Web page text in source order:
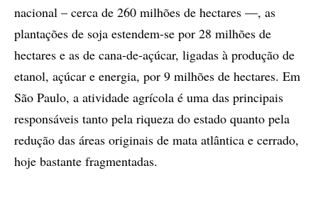
nacional – cerca de 260 milhões de hectares —, as
plantações de soja estendem-se por 28 milhões de
hectares e as de cana-de-açúcar, ligadas à produção de
etanol, açúcar e energia, por 9 milhões de hectares. Em
São Paulo, a atividade agrícola é uma das principais
responsáveis tanto pela riqueza do estado quanto pela
redução das áreas originais de mata atlântica e cerrado,
hoje bastante fragmentadas.